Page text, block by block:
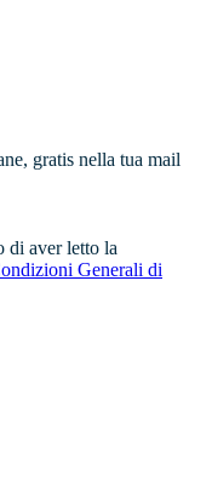
gratis nella tua mail
di aver letto la
Generali di